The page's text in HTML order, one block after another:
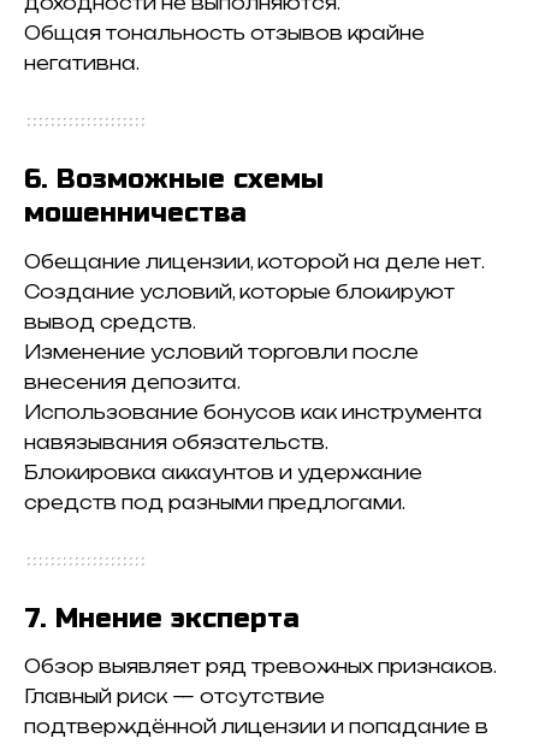
Общая тональность отзывов крайне
негативна.
6. Возможные схемы
мошенничества
Обещание лицензии, которой на деле нет.
Создание условий, которые блокируют
вывод средств.
Изменение условий торговли после
внесения депозита.
Использование бонусов как инструмента
навязывания обязательств.
Блокировка аккаунтов и удержание
средств под разными предлогами.
7. Мнение эксперта
Обзор выявляет ряд тревожных признаков.
Главный риск — отсутствие
подтверждённой лицензии и попадание в